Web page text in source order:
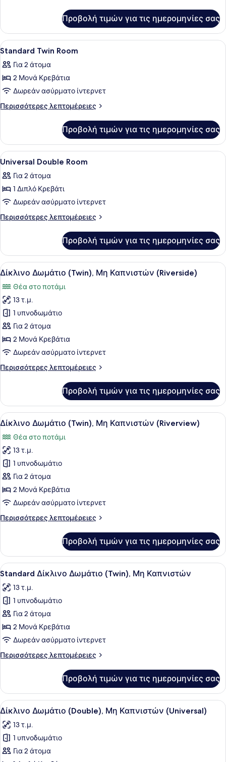
Twin
Room
Προβολή τιμών για τις ημερομηνίες σας
Προβολή
όλων
των
φωτογραφιών
για
Standard
Χρηματοκιβώτιο στο δωμάτιο,
7
Standard Twin Room
Για 2 άτομα
2 Μονά Κρεβάτια
Δωρεάν ασύρματο ίντερνετ
Περισσότερες λεπτομέρειες
Περισσότερες
Twin
Room
Προβολή τιμών για τις ημερομηνίες σας
Προβολή
όλων
των
φωτογραφιών
για
Universal
Χρηματοκιβώτιο στο δωμάτιο,
6
Universal Double Room
Για 2 άτομα
1 Διπλό Κρεβάτι
Δωρεάν ασύρματο ίντερνετ
Περισσότερες λεπτομέρειες
Περισσότερες
Double
Room
Προβολή τιμών για τις ημερομηνίες σας
Προβολή
όλων
των
φωτογραφιών
για
Δίκλινο
Δωμάτιο
(Twin),
Καπνιστών
Ένα σύγχρονο δωμάτιο
8
Δίκλινο Δωμάτιο (Twin), Μη Καπνιστών (Riverside)
Θέα στο ποτάμι
13 τ.μ.
1 υπνοδωμάτιο
Για 2 άτομα
2 Μονά Κρεβάτια
Δωρεάν ασύρματο ίντερνετ
Περισσότερες λεπτομέρειες
Περισσότερες
Δωμάτιο
(Twin),
Μη
(Riverside)
Προβολή τιμών για τις ημερομηνίες σας
Προβολή
όλων
των
φωτογραφιών
για
Δίκλινο
Δωμάτιο
(Twin),
Καπνιστών
Ένα δωμάτιο ξενοδοχείου με δύο
8
Δίκλινο Δωμάτιο (Twin), Μη Καπνιστών (Riverview)
Θέα στο ποτάμι
13 τ.μ.
1 υπνοδωμάτιο
Για 2 άτομα
2 Μονά Κρεβάτια
Δωρεάν ασύρματο ίντερνετ
Περισσότερες λεπτομέρειες
Περισσότερες
Δωμάτιο
(Twin),
Μη
(Riverview)
Προβολή τιμών για τις ημερομηνίες σας
Προβολή
όλων
των
φωτογραφιών
για
Standard
Δίκλινο
Δωμάτιο
(Twin),
Ένα δωμάτιο ξενοδοχείου με δύο
8
Standard Δίκλινο Δωμάτιο (Twin), Μη Καπνιστών
13 τ.μ.
1 υπνοδωμάτιο
Για 2 άτομα
2 Μονά Κρεβάτια
Δωρεάν ασύρματο ίντερνετ
Περισσότερες λεπτομέρειες
Περισσότερες
Δίκλινο
Δωμάτιο
(Twin),
Καπνιστών
Προβολή τιμών για τις ημερομηνίες σας
Προβολή
όλων
των
φωτογραφιών
για
Ένα δωμάτιο ξενοδοχείου με ένα
8
Δίκλινο Δωμάτιο (Double), Μη Καπνιστών (Universal)
13 τ.μ.
1 υπνοδωμάτιο
Για 2 άτομα